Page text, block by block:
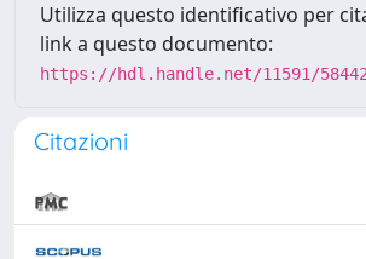
Utilizza questo identificativo per
link a questo documento:
https://hdl.handle.net/11591/
Citazioni